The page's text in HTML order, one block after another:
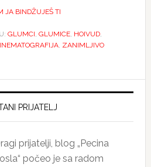
JA BINDŽUJEŠ TI
GLUMCI GLUMICE, HOIVUD,
, ZANIMLJIVO
PRIJATELJ
prijatelji, blog „Pecina
počeo je sa radom